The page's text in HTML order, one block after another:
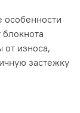
особенности
от износа,
застежку